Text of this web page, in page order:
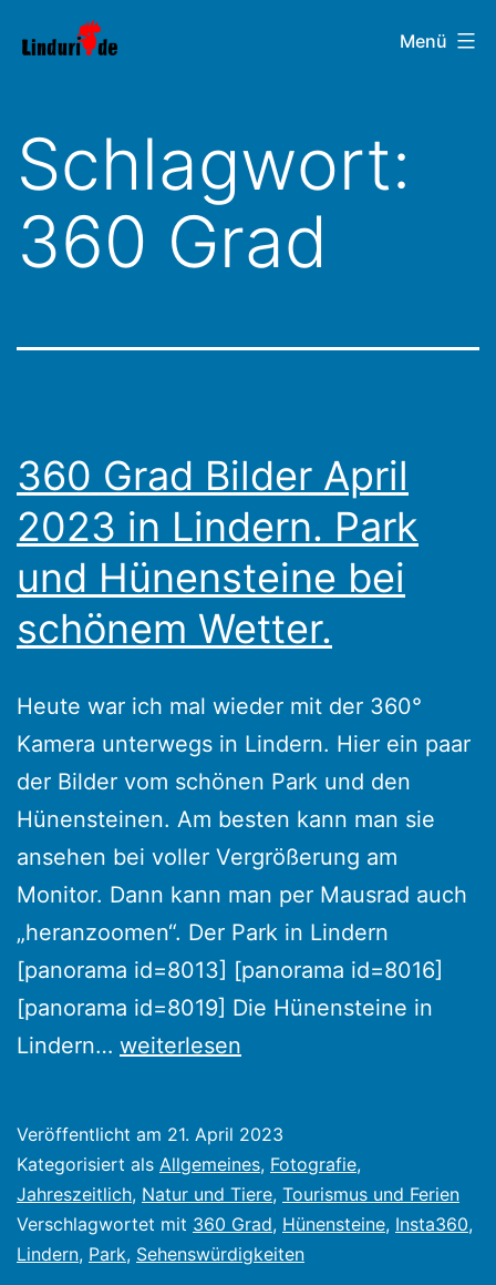
Inhalt
Linduri.de Menü
Schlagwort:
360 Grad
360 Grad Bilder April
2023 in Lindern. Park
und Hünensteine bei
schönem Wetter.
Heute war ich mal wieder mit der 360°
Kamera unterwegs in Lindern. Hier ein paar
der Bilder vom schönen Park und den
Hünensteinen. Am besten kann man sie
ansehen bei voller Vergrößerung am
Monitor. Dann kann man per Mausrad auch
„heranzoomen“. Der Park in Lindern
[panorama id=8013] [panorama id=8016]
[panorama id=8019] Die Hünensteine in
Lindern… 360
April
2023
in
Lindern.
weiterlesen
Veröffentlicht am 21. April 2023
Kategorisiert als Allgemeines, Fotografie,
Jahreszeitlich, Natur und Tiere, Tourismus und Ferien
Verschlagwortet mit 360 Grad, Hünensteine, Insta360,
Lindern, Park, Sehenswürdigkeiten